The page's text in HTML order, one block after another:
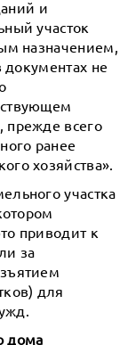
и
участок
назначением,
документах не
прежде всего
ранее
хозяйства».
участка
приводит к
за
для
дома